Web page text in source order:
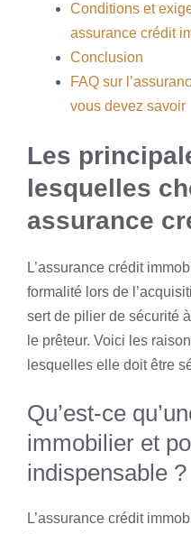
Conditions et
assurance crédit
Conclusion
FAQ sur
vous devez savoir
Les
lesquelles
assurance
L’assurance crédit
formalité lors de
sert de pilier de sécurité
le prêteur. Voici les
lesquelles elle doit être
Qu’est-ce
immobilier et
indispensable ?
L’assurance crédit